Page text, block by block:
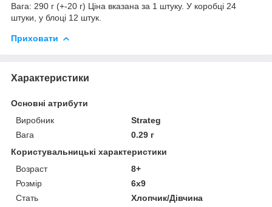
Вага: 290 г (+-20 г) Ціна вказана за 1 штуку. У коробці 24
штуки, у блоці 12 штук.
Приховати
Характеристики
Основні атрибути
Виробник
Strateg
Вага
0.29 г
Користувальницькі характеристики
Возраст
8+
Розмір
6х9
Стать
Хлопчик/Дiвчина